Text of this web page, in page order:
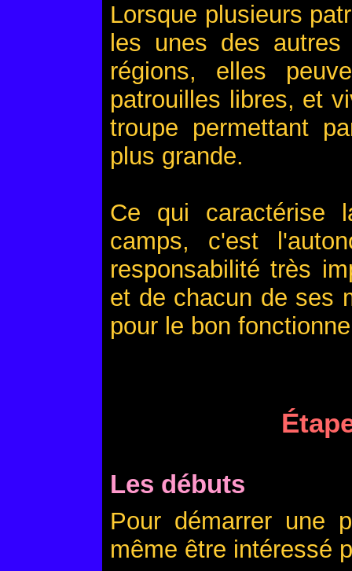
Lorsque plusieurs
les unes des
régions, elles
patrouilles libres, et
troupe permettant
plus grande.
Ce qui caractérise
camps, c'est
responsabilité très
et de chacun de ses
pour le bon
Les débuts
Pour démarrer une
même être intéressé